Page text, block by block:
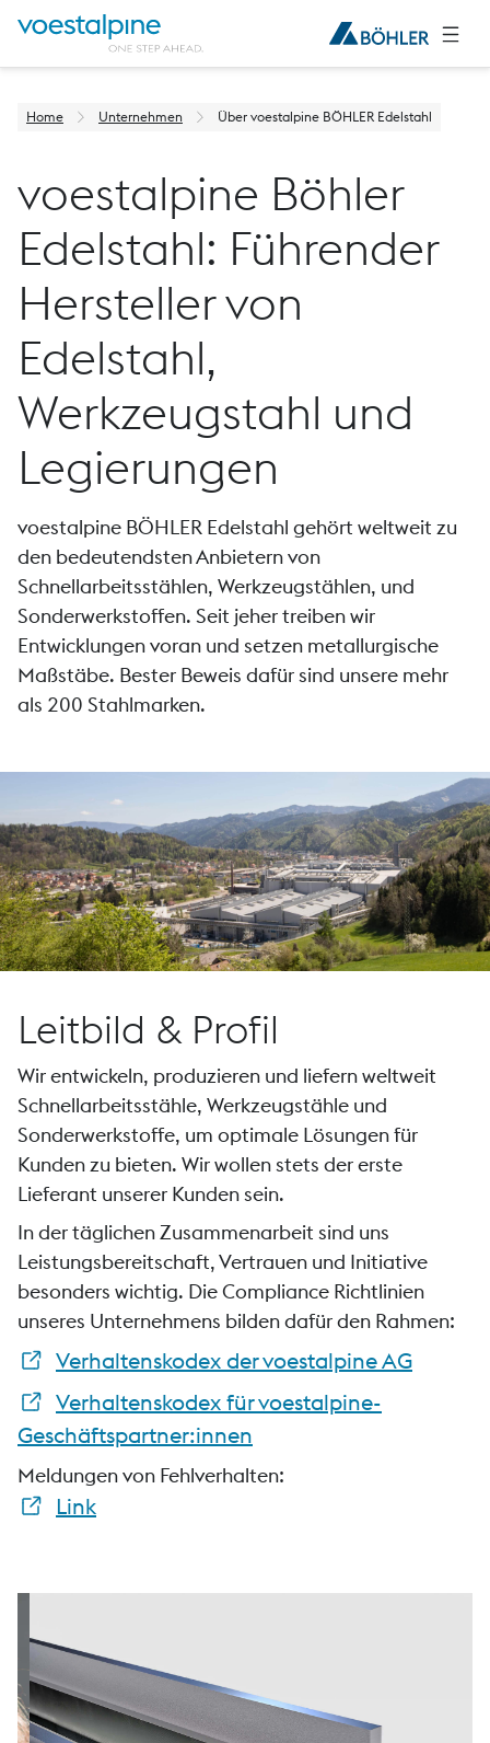
Home Unternehmen Über voestalpine BÖHLER Edelstahl
voestalpine Böhler
Edelstahl: Führender
Hersteller von
Edelstahl,
Werkzeugstahl und
Legierungen
voestalpine BÖHLER Edelstahl gehört weltweit zu
den bedeutendsten Anbietern von
Schnellarbeitsstählen, Werkzeugstählen, und
Sonderwerkstoffen. Seit jeher treiben wir
Entwicklungen voran und setzen metallurgische
Maßstäbe. Bester Beweis dafür sind unsere mehr
als 200 Stahlmarken.
Leitbild & Profil
Wir entwickeln, produzieren und liefern weltweit
Schnellarbeitsstähle, Werkzeugstähle und
Sonderwerkstoffe, um optimale Lösungen für
Kunden zu bieten. Wir wollen stets der erste
Lieferant unserer Kunden sein.
In der täglichen Zusammenarbeit sind uns
Leistungsbereitschaft, Vertrauen und Initiative
besonders wichtig. Die Compliance Richtlinien
unseres Unternehmens bilden dafür den Rahmen:
Verhaltenskodex der voestalpine AG
Verhaltenskodex für voestalpine-
Geschäftspartner:innen
Meldungen von Fehlverhalten:
Link